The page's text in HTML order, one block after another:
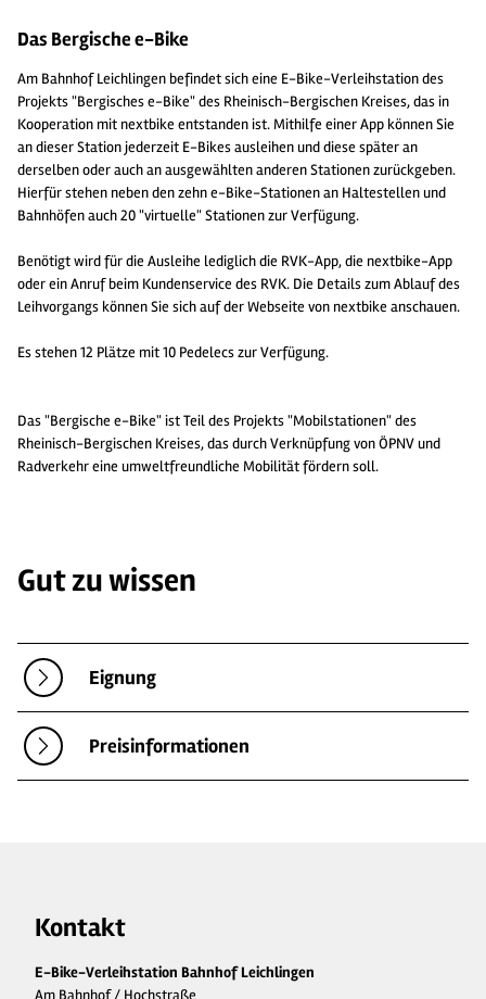
Das Bergische e-Bike
Am Bahnhof Leichlingen befindet sich eine E-Bike-Verleihstation des
Projekts "Bergisches e-Bike" des Rheinisch-Bergischen Kreises, das in
Kooperation mit nextbike entstanden ist. Mithilfe einer App können Sie
an dieser Station jederzeit E-Bikes ausleihen und diese später an
derselben oder auch an ausgewählten anderen Stationen zurückgeben.
Hierfür stehen neben den zehn e-Bike-Stationen an Haltestellen und
Bahnhöfen auch 20 "virtuelle" Stationen zur Verfügung.
Benötigt wird für die Ausleihe lediglich die RVK-App, die nextbike-App
oder ein Anruf beim Kundenservice des RVK. Die Details zum Ablauf des
Leihvorgangs können Sie sich auf der Webseite von nextbike anschauen.
Es stehen 12 Plätze mit 10 Pedelecs zur Verfügung.
Das "Bergische e-Bike" ist Teil des Projekts "Mobilstationen" des
Rheinisch-Bergischen Kreises, das durch Verknüpfung von ÖPNV und
Radverkehr eine umweltfreundliche Mobilität fördern soll.
Gut zu wissen
Eignung
Preisinformationen
Kontakt
E-Bike-Verleihstation Bahnhof Leichlingen
Am Bahnhof / Hochstraße